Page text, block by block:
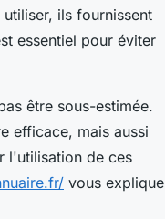
ils fournissent
essentiel pour éviter
être sous-estimée.
efficace, mais aussi
l'utilisation de ces
vous explique